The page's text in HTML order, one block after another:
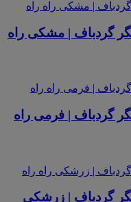
گردباف | مشکی راه
گردباف | فرمی راه
گردباف | زرشکی